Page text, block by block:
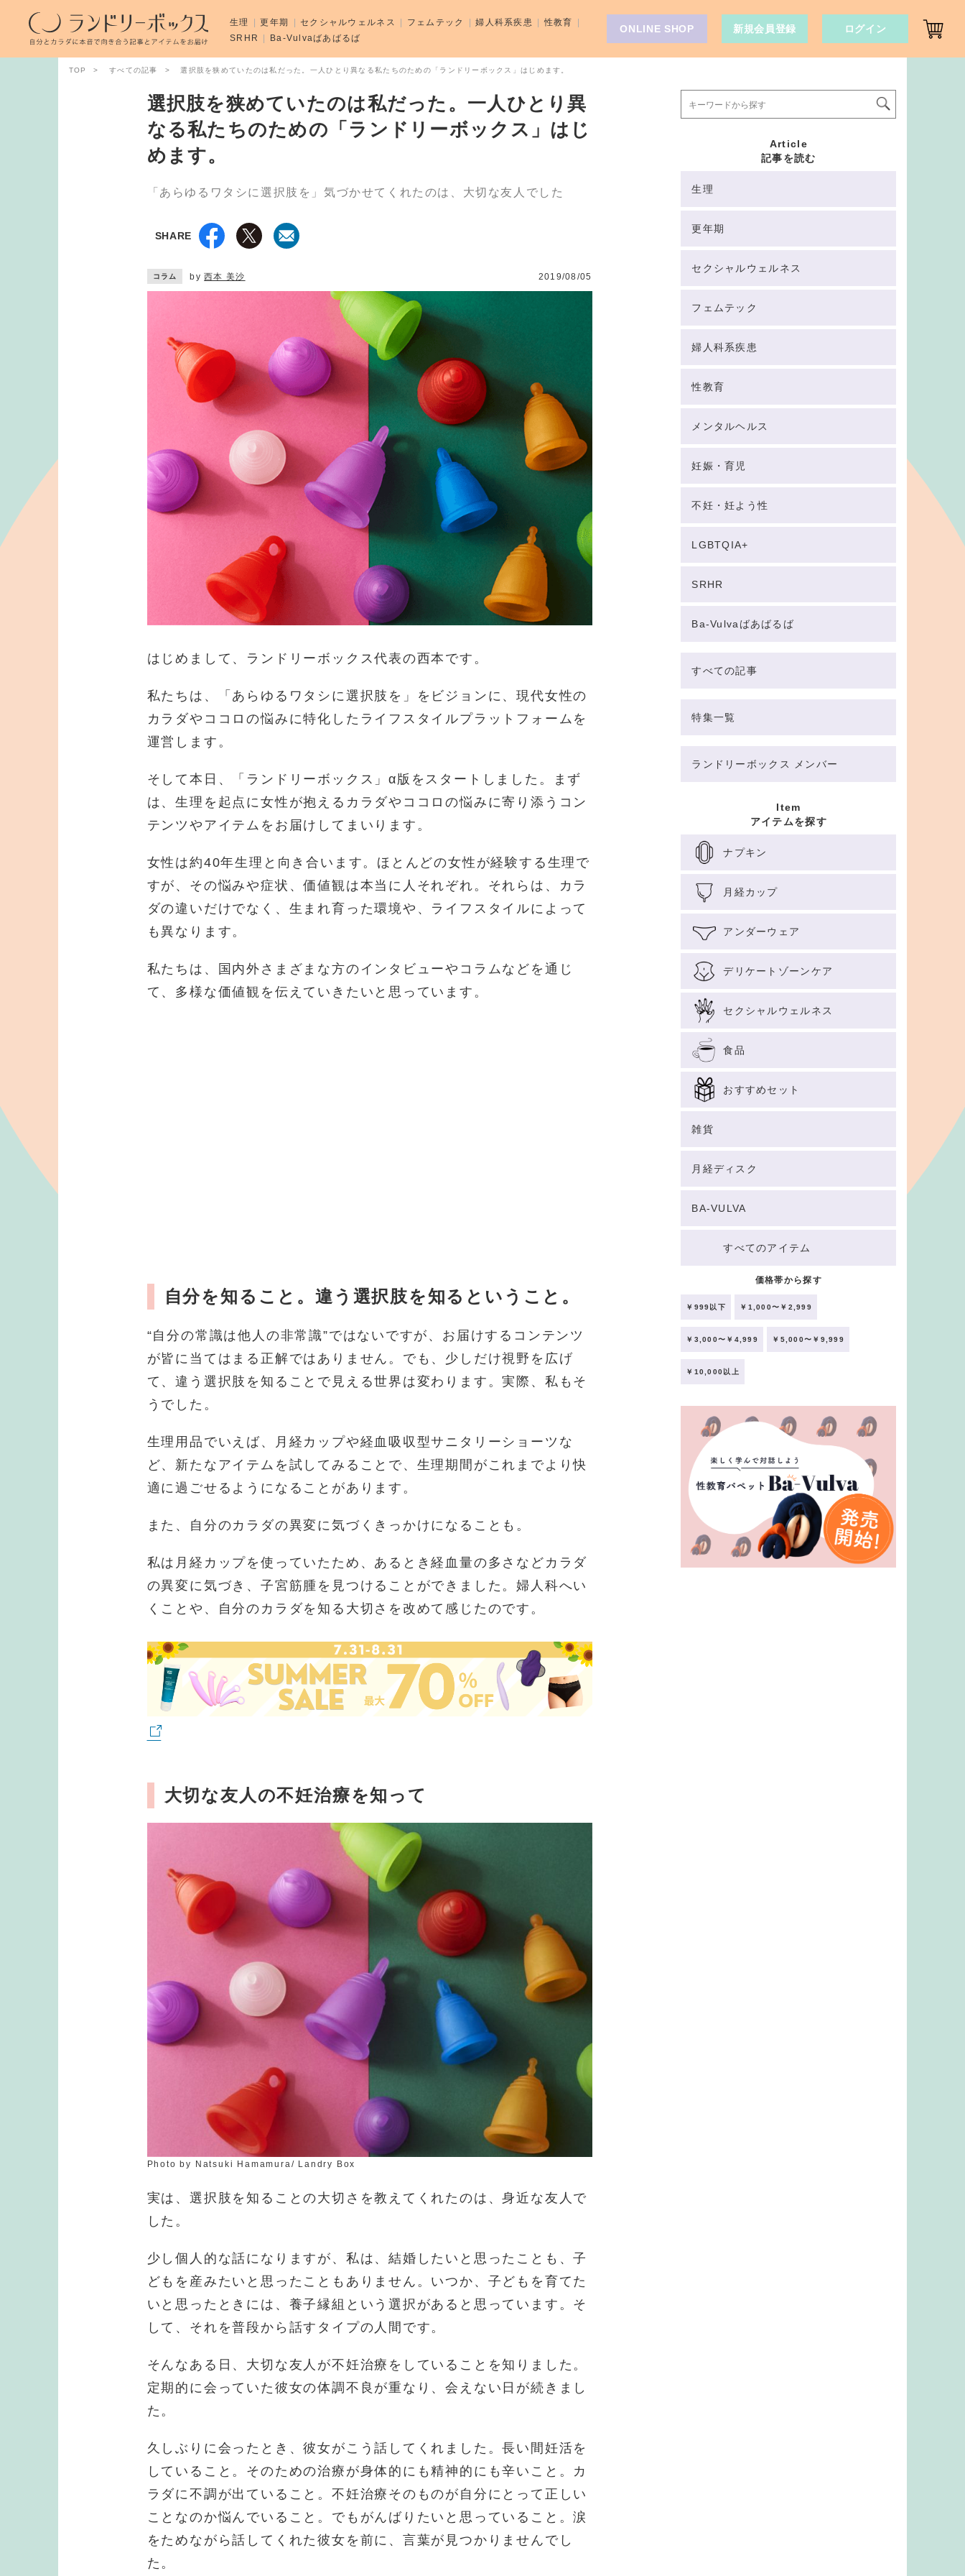
TOP すべての記事 選択肢を狭めていたのは私だった。一人ひとり異なる私たちのための「ランドリーボックス」はじめます。
選択肢を狭めていたのは私だった。一人ひとり異
なる私たちのための「ランドリーボックス」はじ
めます。
「あらゆるワタシに選択肢を」気づかせてくれたのは、大切な友人でした
SHARE
コラム by西本 美沙 2019/08/05
はじめまして、ランドリーボックス代表の西本です。
私たちは、「あらゆるワタシに選択肢を」をビジョンに、現代女性の
カラダやココロの悩みに特化したライフスタイルプラットフォームを
運営します。
そして本日、「ランドリーボックス」α版をスタートしました。まず
は、生理を起点に女性が抱えるカラダやココロの悩みに寄り添うコン
テンツやアイテムをお届けしてまいります。
女性は約40年生理と向き合います。ほとんどの女性が経験する生理で
すが、その悩みや症状、価値観は本当に人それぞれ。それらは、カラ
ダの違いだけでなく、生まれ育った環境や、ライフスタイルによって
も異なります。
私たちは、国内外さまざまな方のインタビューやコラムなどを通じ
て、多様な価値観を伝えていきたいと思っています。
自分を知ること。違う選択肢を知るということ。
“自分の常識は他人の非常識”ではないですが、お届けするコンテンツ
が皆に当てはまる正解ではありません。でも、少しだけ視野を広げ
て、違う選択肢を知ることで見える世界は変わります。実際、私もそ
うでした。
生理用品でいえば、月経カップや経血吸収型サニタリーショーツな
ど、新たなアイテムを試してみることで、生理期間がこれまでより快
適に過ごせるようになることがあります。
また、自分のカラダの異変に気づくきっかけになることも。
私は月経カップを使っていたため、あるとき経血量の多さなどカラダ
の異変に気づき、子宮筋腫を見つけることができました。婦人科へい
くことや、自分のカラダを知る大切さを改めて感じたのです。
大切な友人の不妊治療を知って
Photo by Natsuki Hamamura/ Landry Box
実は、選択肢を知ることの大切さを教えてくれたのは、身近な友人で
した。
少し個人的な話になりますが、私は、結婚したいと思ったことも、子
どもを産みたいと思ったこともありません。いつか、子どもを育てた
いと思ったときには、養子縁組という選択があると思っています。そ
して、それを普段から話すタイプの人間です。
そんなある日、大切な友人が不妊治療をしていることを知りました。
定期的に会っていた彼女の体調不良が重なり、会えない日が続きまし
た。
久しぶりに会ったとき、彼女がこう話してくれました。長い間妊活を
していること。そのための治療が身体的にも精神的にも辛いこと。カ
ラダに不調が出ていること。不妊治療そのものが自分にとって正しい
ことなのか悩んでいること。でもがんばりたいと思っていること。涙
をためながら話してくれた彼女を前に、言葉が見つかりませんでし
た。
Article
記事を読む
生理
更年期
セクシャルウェルネス
フェムテック
婦人科系疾患
性教育
メンタルヘルス
妊娠・育児
不妊・妊よう性
LGBTQIA+
SRHR
Ba-Vulvaばあばるば
すべての記事
特集一覧
ランドリーボックス メンバー
Item
アイテムを探す
ナプキン
月経カップ
アンダーウェア
デリケートゾーンケア
セクシャルウェルネス
食品
おすすめセット
雑貨
月経ディスク
BA-VULVA
すべてのアイテム
価格帯から探す
￥999以下 ￥1,000〜￥2,999
￥3,000〜￥4,999 ￥5,000〜￥9,999
￥10,000以上
生理 更年期 セクシャルウェルネス フェムテック 婦人科系疾患
性教育
SRHR
Ba-Vulvaばあばるば
ONLINE SHOP 新規会員登録 ログイン